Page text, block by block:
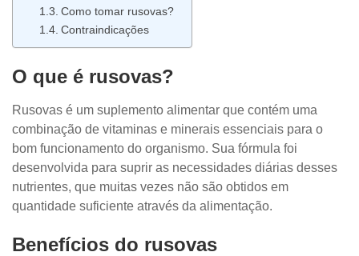
Como tomar rusovas?
Contraindicações
O que é rusovas?
Rusovas é um suplemento alimentar que contém uma
combinação de vitaminas e minerais essenciais para o
bom funcionamento do organismo. Sua fórmula foi
desenvolvida para suprir as necessidades diárias desses
nutrientes, que muitas vezes não são obtidos em
quantidade suficiente através da alimentação.
Benefícios do rusovas